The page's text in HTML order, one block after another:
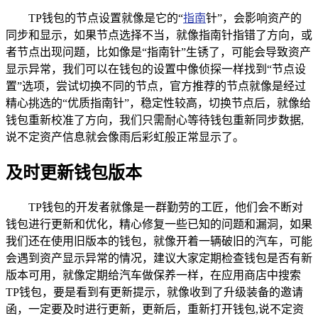
TP钱包的节点设置就像是它的“指南针”，会影响资产的
同步和显示，如果节点选择不当，就像指南针指错了方向，或
者节点出现问题，比如像是“指南针”生锈了，可能会导致资产
显示异常，我们可以在钱包的设置中像侦探一样找到“节点设
置”选项，尝试切换不同的节点，官方推荐的节点就像是经过
精心挑选的“优质指南针”，稳定性较高，切换节点后，就像给
钱包重新校准了方向，我们只需耐心等待钱包重新同步数据,
说不定资产信息就会像雨后彩虹般正常显示了。
及时更新钱包版本
TP钱包的开发者就像是一群勤劳的工匠，他们会不断对
钱包进行更新和优化，精心修复一些已知的问题和漏洞，如果
我们还在使用旧版本的钱包，就像开着一辆破旧的汽车，可能
会遇到资产显示异常的情况，建议大家定期检查钱包是否有新
版本可用，就像定期给汽车做保养一样，在应用商店中搜索
TP钱包，要是看到有更新提示，就像收到了升级装备的邀请
函，一定要及时进行更新，更新后，重新打开钱包,说不定资